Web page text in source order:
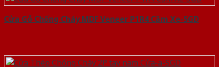
Cửa Gỗ Chống Cháy MDF Veneer P1R4 Căm Xe-SGD